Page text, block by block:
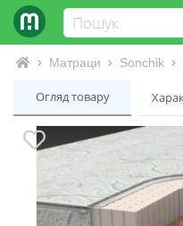
Інтернет-магазин
Матраци Sonchik
Огляд товару